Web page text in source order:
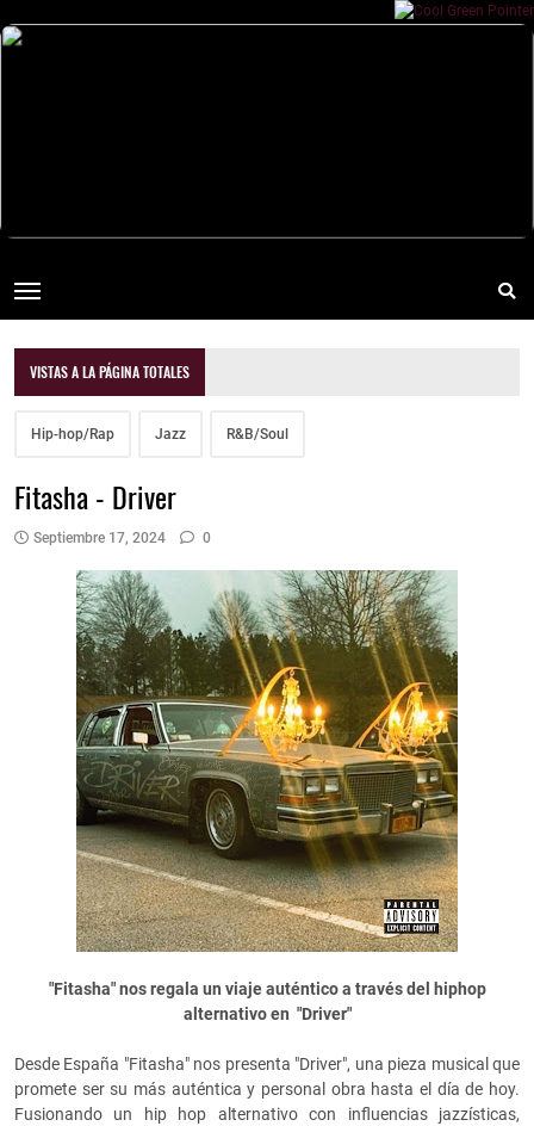
VISTAS A LA PÁGINA TOTALES
Hip-hop/Rap Jazz R&B/Soul
Fitasha - Driver
Septiembre 17, 2024 0
"Fitasha" nos regala un viaje auténtico a través del hiphop
alternativo en "Driver"
Desde España "Fitasha" nos presenta "Driver", una pieza musical que
promete ser su más auténtica y personal obra hasta el día de hoy.
Fusionando un hip hop alternativo con influencias jazzísticas,